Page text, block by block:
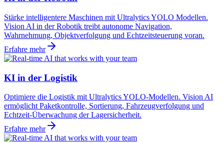
Stärke intelligentere Maschinen mit Ultralytics YOLO Modellen.
Vision AI in der Robotik treibt autonome Navigation,
Wahrnehmung, Objektverfolgung und Echtzeitsteuerung voran.
Erfahre mehr
KI in der Logistik
Optimiere die Logistik mit Ultralytics YOLO-Modellen. Vision AI
ermöglicht Paketkontrolle, Sortierung, Fahrzeugverfolgung und
Echtzeit-Überwachung der Lagersicherheit.
Erfahre mehr